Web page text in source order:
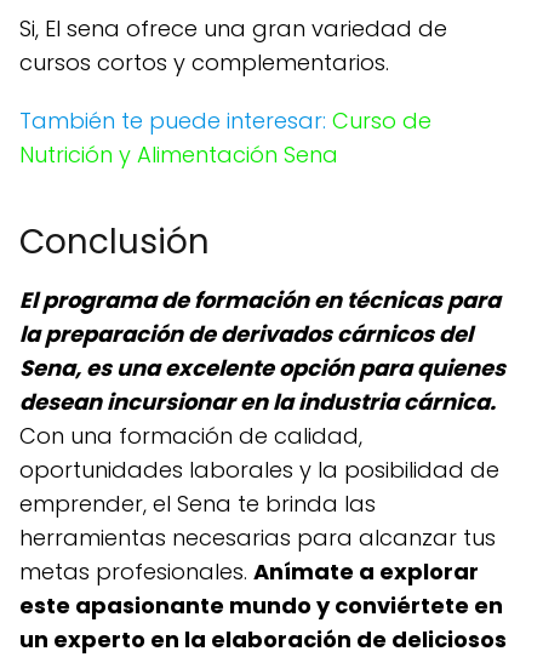
Si, El sena ofrece una gran variedad de
cursos cortos y complementarios.
También te puede interesar: Curso de
Nutrición y Alimentación Sena
Conclusión
El programa de formación en técnicas para
la preparación de derivados cárnicos del
Sena, es una excelente opción para quienes
desean incursionar en la industria cárnica.
Con una formación de calidad,
oportunidades laborales y la posibilidad de
emprender, el Sena te brinda las
herramientas necesarias para alcanzar tus
metas profesionales. Anímate a explorar
este apasionante mundo y conviértete en
un experto en la elaboración de deliciosos